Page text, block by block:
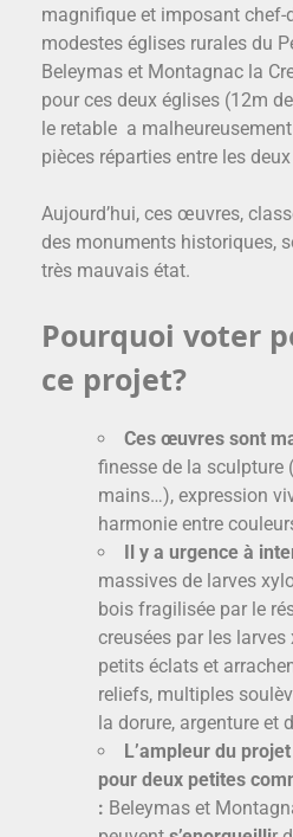
magnifique et imposant chef-
modestes églises rurales du
Beleymas et Montagnac la
pour ces deux églises (12m
le retable a
pièces réparties entre les
Aujourd’hui, ces œuvres,
des monuments historiques,
très mauvais état.
Pourquoi voter
ce projet?
Ces œuvres sont
finesse de la sculpture
mains…), expression
harmonie entre
Il y a urgence à
massives de larves
bois fragilisée par le
creusées par les
petits éclats et
reliefs, multiples
la dorure, argenture et
L’ampleur du
pour deux petites
: Beleymas et